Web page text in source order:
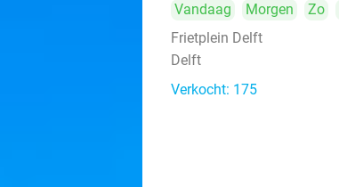
Vandaag Morgen Zo
Frietplein Delft
Delft
Verkocht: 175